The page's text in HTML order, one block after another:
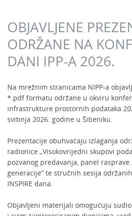
OBJAVLJENE
ODRŽANE NA
DANI IPP-A 2026.
Na mrežnim stranicama NIPP-a
*.pdf formatu održane u okviru
infrastrukture prostornih podataka
svibnja 2026. godine u Šibeniku.
Prezentacije obuhvaćaju izlaganja
radionice „Visokovrijedni skupovi
pozvanog predavanja, panel rasprave
generacije” te stručnih sesija
INSPIRE dana.
Objavljeni materijali omogućuju